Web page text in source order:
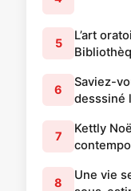
5
L’art
6
Saviez-
desssiné
7
Kettly
8
Une vie